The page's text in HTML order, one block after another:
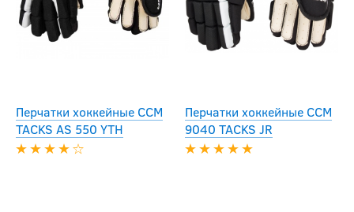
Перчатки хоккейные CCM
TACKS AS 550 YTH
Перчатки хоккейные CCM
9040 TACKS JR